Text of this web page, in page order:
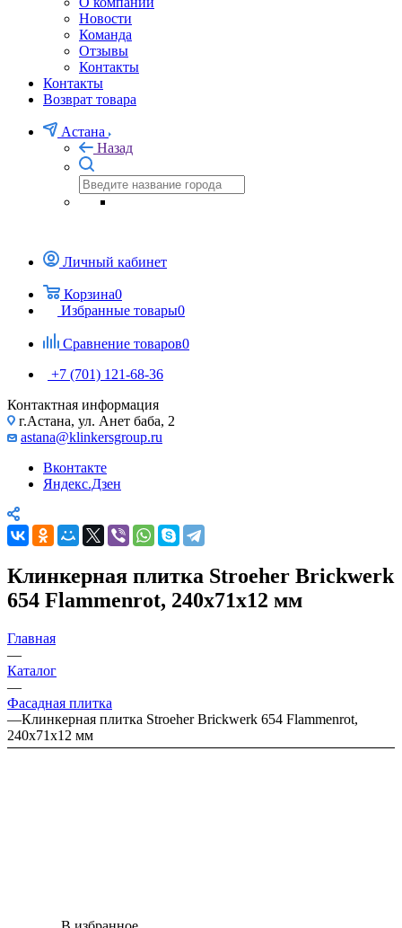
Новости
Команда
Отзывы
Контакты
Контакты
Возврат товара
Астана
Назад
Личный кабинет
Корзина0
Избранные товары0
Сравнение товаров0
+7 (701) 121-68-36
Контактная информация
г.Астана, ул. Анет баба, 2
astana@klinkersgroup.ru
Вконтакте
Яндекс.Дзен
Клинкерная плитка Stroeher Brickwerk
654 Flammenrot, 240х71х12 мм
Главная
—
Каталог
—
Фасадная плитка
—Клинкерная плитка Stroeher Brickwerk 654 Flammenrot,
240х71х12 мм